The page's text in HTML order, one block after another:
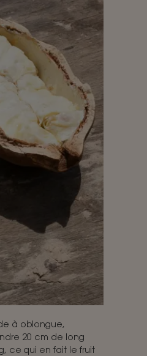
à oblongue,
20 cm de long
ce qui en fait le fruit